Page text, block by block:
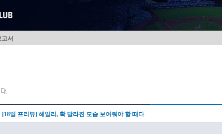
서
.
[18일 프리뷰] 헤일리, 확 달라진 모습 보여줘야 할 때다